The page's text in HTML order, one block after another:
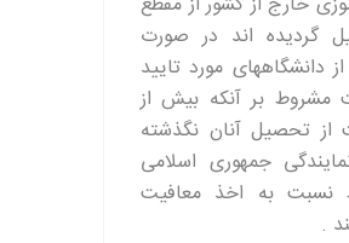
گردیده اند در صورت
دانشگاههای مورد تایید
مشروط بر آنکه بیش از
از تحصیل آنان نگذشته
جمهوری اسلامی
نسبت به اخذ معافیت
.